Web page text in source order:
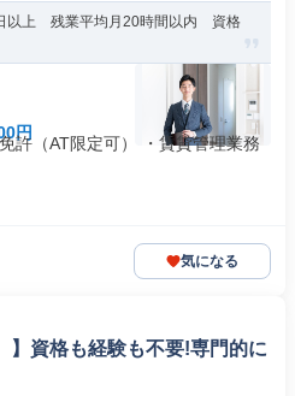
以上 残業平均月20時間以内 資格
円
許（AT限定可） ・賃貸管理業務
気になる
資格も経験も不要!専門的に